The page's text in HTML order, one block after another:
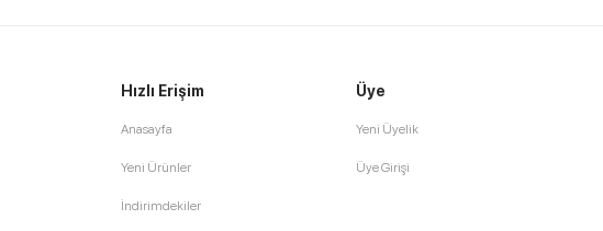
Hızlı Erişim
Anasayfa
Yeni Ürünler
İndirimdekiler
Üye
Yeni Üyelik
Üye Girişi